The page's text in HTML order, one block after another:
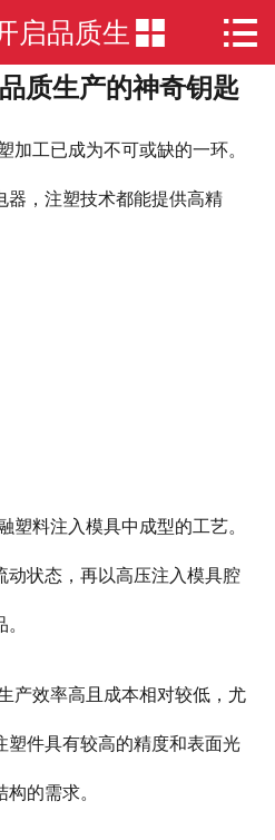
 网站首页
公司简介
公司业务
新闻中心
启品质生
钥匙
 
质生产的神奇钥匙
加工已成为不可或缺的一环。
器，注塑技术都能提供高精
塑料注入模具中成型的工艺。
动状态，再以高压注入模具腔
产效率高且成本相对较低，尤
塑件具有较高的精度和表面光
的需求。